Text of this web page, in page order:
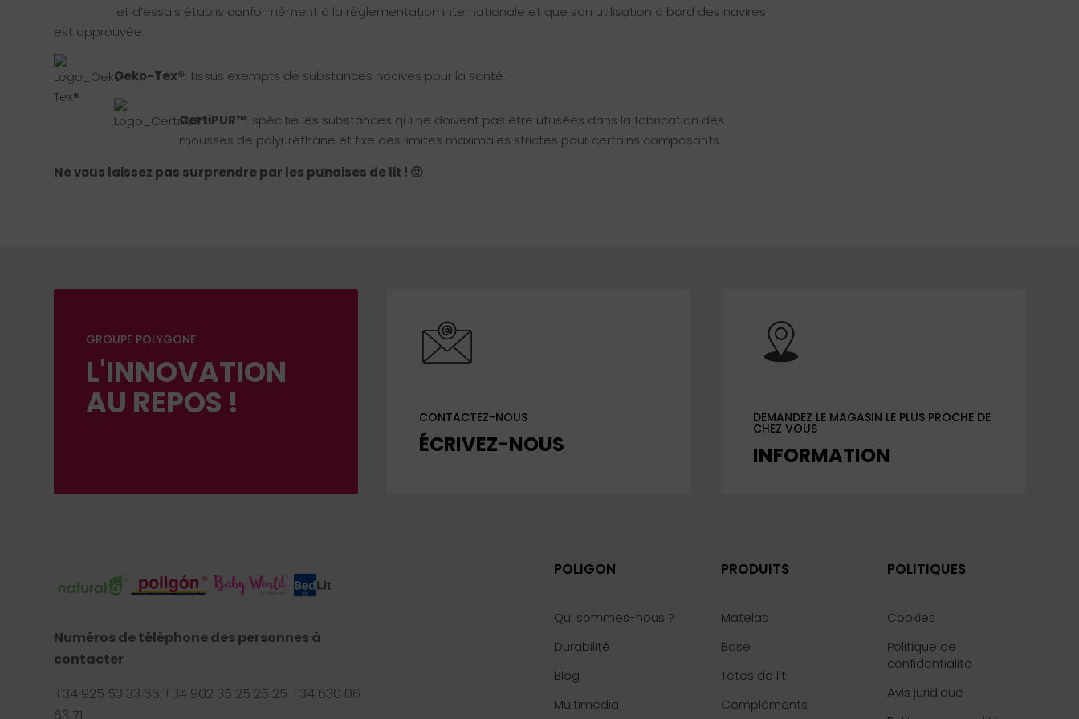
et d’essais établis conformément à la réglementation internationale et que son utilisation à bord des navires
est approuvée.
Oeko-Tex®: tissus exempts de substances nocives pour la santé.
CertiPUR™: spécifie les substances qui ne doivent pas être utilisées dans la fabrication des
mousses de polyuréthane et fixe des limites maximales strictes pour certains composants.
Ne vous laissez pas surprendre par les punaises de lit ! 🙂
GROUPE POLYGONE
L'INNOVATION
AU REPOS ! CONTACTEZ-NOUS
ÉCRIVEZ-NOUS
DEMANDEZ LE MAGASIN LE PLUS PROCHE DE
CHEZ VOUS
INFORMATION
Numéros de téléphone des personnes à
contacter
+34 925 53 33 66 +34 902 35 25 25 25 +34 630 06
63 71
POLIGON
Qui sommes-nous ?
Durabilité
Blog
Multimédia
PRODUITS
Matelas
Base
Têtes de lit
Compléments
POLITIQUES
Cookies
Politique de
confidentialité
Avis juridique